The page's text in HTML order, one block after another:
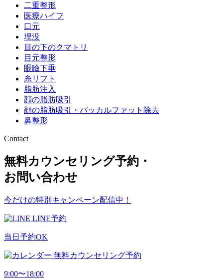
二重整形
医療ハイフ
口元
埋没
目の下のクマトリ
目元整形
眼瞼下垂
糸リフト
脂肪注入
顔の脂肪吸引
顔の脂肪吸引・バッカルファット除去
鼻整形
Contact
無料カウンセリング予約・
お問い合わせ
今だけの特別キャンペーン配信中！
LINE予約
当日予約OK
無料カウンセリング予約
9:00〜18:00